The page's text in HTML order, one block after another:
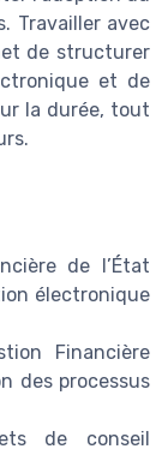
Travailler avec
de structurer
et de
la durée, tout
de l’État
électronique
Financière
des processus
de conseil